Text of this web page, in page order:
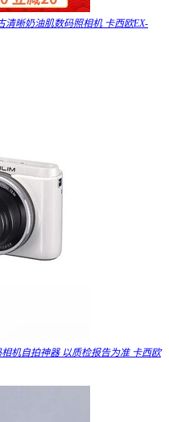
清晰奶油肌数码照相机 卡西欧EX-
相机自拍神器 以质检报告为准 卡西欧